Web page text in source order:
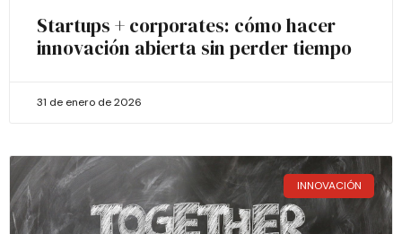
Startups + corporates: cómo hacer
innovación abierta sin perder tiempo
31 de enero de 2026
INNOVACIÓN